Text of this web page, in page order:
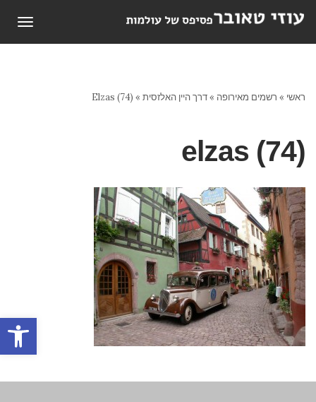
פתח
ראשי » רשמים מאירופה »דרך היין האלזסית »
Elzas (74)
elzas (74)